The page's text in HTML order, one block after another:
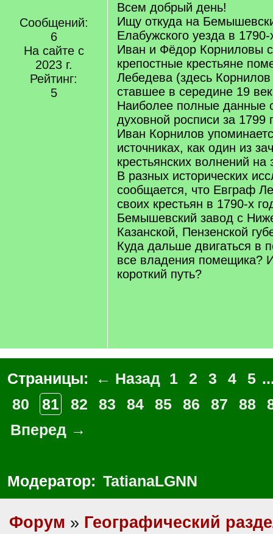
Сообщений:
6
На сайте с
2023 г.
Рейтинг:
5
Всем добрый день!
Ищу откуда на
Елабужского уезда в
Иван и Фёдор Корниловы
крепостные крестьяне
Лебедева (здесь Корнилов
ставшее в середине 19
Наиболее полные данные
духовной росписи за 1799
Иван Корнилов
источниках, как один из
крестьянских волнений на
В разных исторических
сообщается, что Евграф
своих крестьян в 1790-х
Бемышевский завод с
Казанской, Пензенской
Куда дальше двигаться в
все владения помещика?
короткий путь?
Страницы: ← Назад 1 2 3 4 5
80
81 82 83 84 85 86 87 88
Вперед →
Модератор: TatianaLGNN
Форум » Географический